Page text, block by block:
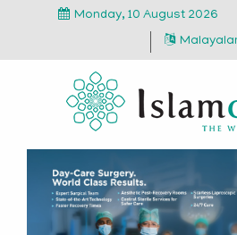
Monday, 10 August 2026